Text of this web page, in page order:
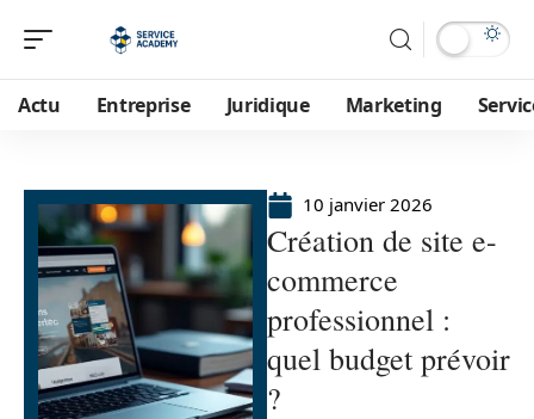
Actu Entreprise Juridique Marketing
10 janvier 2026
Création de site e-
commerce
professionnel :
quel budget prévoir
?